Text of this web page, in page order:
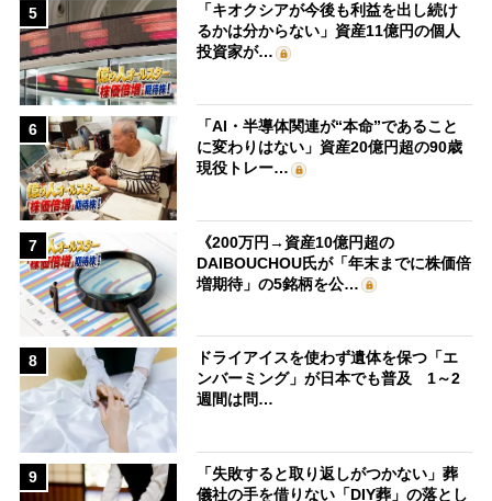
5
「キオクシアが今後も利益を出し続け
るかは分からない」資産11億円の個人
投資家が…
6
「AI・半導体関連が“本命”であること
に変わりはない」資産20億円超の90歳
現役トレー…
7
《200万円→資産10億円超の
DAIBOUCHOU氏が「年末までに株価倍
増期待」の5銘柄を公…
8
ドライアイスを使わず遺体を保つ「エ
ンバーミング」が日本でも普及 1～2
週間は問…
9
「失敗すると取り返しがつかない」葬
儀社の手を借りない「DIY葬」の落とし